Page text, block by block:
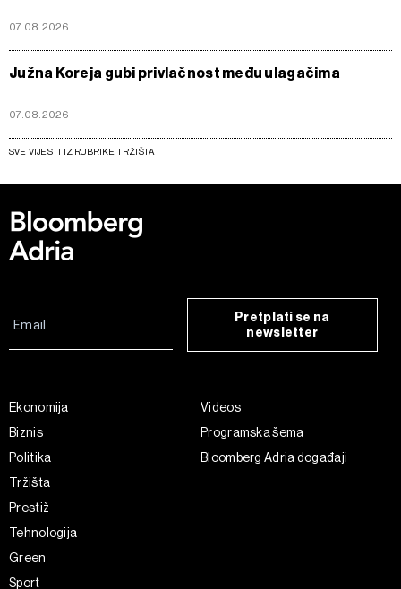
07.08.2026
Južna Koreja gubi privlačnost među ulagačima
07.08.2026
SVE VIJESTI IZ RUBRIKE TRŽIŠTA
Pretplati se na
newsletter
Ekonomija
Biznis
Politika
Tržišta
Prestiž
Tehnologija
Green
Sport
Videos
Programska šema
Bloomberg Adria događaji